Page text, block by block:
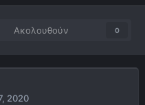
Ακολουθούν 0
2020